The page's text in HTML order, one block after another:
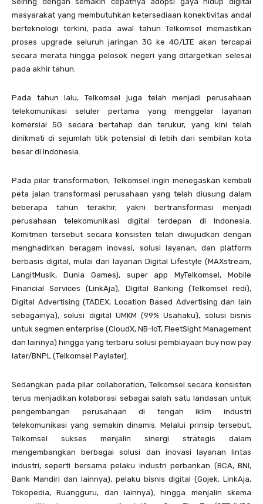
masyarakat yang membutuhkan ketersediaan konektivitas andal
berteknologi terkini, pada awal tahun Telkomsel memastikan
proses upgrade seluruh jaringan 3G ke 4G/LTE akan tercapai
secara merata hingga pelosok negeri yang ditargetkan selesai
pada akhir tahun.
Pada tahun lalu, Telkomsel juga telah menjadi perusahaan
telekomunikasi seluler pertama yang menggelar layanan
komersial 5G secara bertahap dan terukur, yang kini telah
dinikmati di sejumlah titik potensial di lebih dari sembilan kota
besar di Indonesia.
Pada pilar transformation, Telkomsel ingin menegaskan kembali
peta jalan transformasi perusahaan yang telah diusung dalam
beberapa tahun terakhir, yakni bertransformasi menjadi
perusahaan telekomunikasi digital terdepan di Indonesia.
Komitmen tersebut secara konsisten telah diwujudkan dengan
menghadirkan beragam inovasi, solusi layanan, dan platform
berbasis digital, mulai dari layanan Digital Lifestyle (MAXstream,
LangitMusik, Dunia Games), super app MyTelkomsel, Mobile
Financial Services (LinkAja), Digital Banking (Telkomsel redi),
Digital Advertising (TADEX, Location Based Advertising dan lain
sebagainya), solusi digital UMKM (99% Usahaku), solusi bisnis
untuk segmen enterprise (CloudX, NB-IoT, FleetSight Management
dan lainnya) hingga yang terbaru solusi pembiayaan buy now pay
later/BNPL (Telkomsel Paylater).
Sedangkan pada pilar collaboration, Telkomsel secara konsisten
terus menjadikan kolaborasi sebagai salah satu landasan untuk
pengembangan perusahaan di tengah iklim industri
telekomunikasi yang semakin dinamis. Melalui prinsip tersebut,
Telkomsel sukses menjalin sinergi strategis dalam
mengembangkan berbagai solusi dan inovasi layanan lintas
industri, seperti bersama pelaku industri perbankan (BCA, BNI,
Bank Mandiri dan lainnya), pelaku bisnis digital (Gojek, LinkAja,
Tokopedia, Ruangguru, dan lainnya), hingga menjalin skema